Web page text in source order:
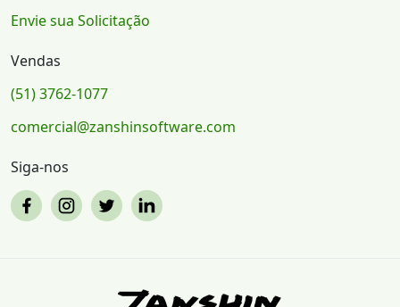
Envie sua Solicitação
Vendas
(51) 3762-1077
comercial@zanshinsoftware.com
Siga-nos